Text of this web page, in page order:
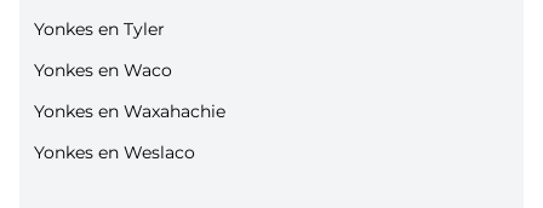
Yonkes en Tyler
Yonkes en Waco
Yonkes en Waxahachie
Yonkes en Weslaco